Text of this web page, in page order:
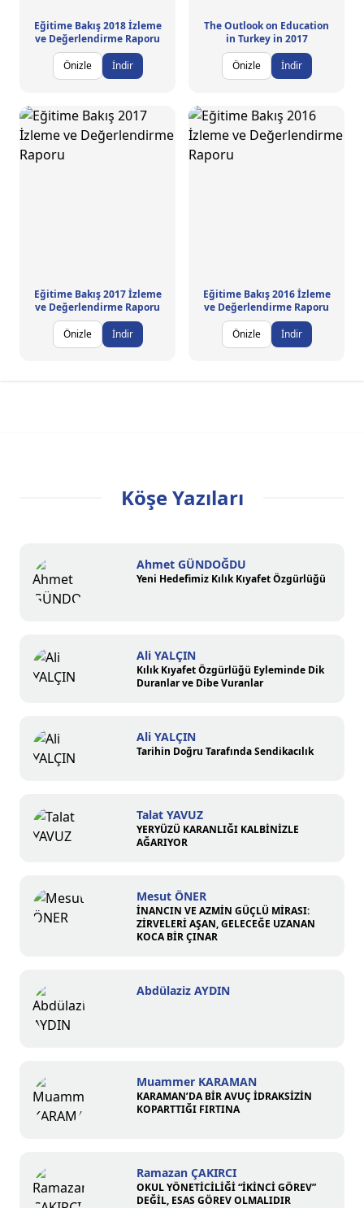
Eğitime Bakış 2018 İzleme
ve Değerlendirme Raporu
Önizle
İndir
The Outlook on Education
in Turkey in 2017
Önizle
İndir
Eğitime Bakış 2017 İzleme
ve Değerlendirme Raporu
Önizle
İndir
Eğitime Bakış 2016 İzleme
ve Değerlendirme Raporu
Önizle
İndir
Köşe Yazıları
Ahmet GÜNDOĞDU
Yeni Hedefimiz Kılık Kıyafet Özgürlüğü
Ali YALÇIN
Kılık Kıyafet Özgürlüğü Eyleminde Dik
Duranlar ve Dibe Vuranlar
Ali YALÇIN
Tarihin Doğru Tarafında Sendikacılık
Talat YAVUZ
YERYÜZÜ KARANLIĞI KALBİNİZLE
AĞARIYOR
Mesut ÖNER
İNANCIN VE AZMİN GÜÇLÜ MİRASI:
ZİRVELERİ AŞAN, GELECEĞE UZANAN
KOCA BİR ÇINAR
Abdülaziz AYDIN
Muammer KARAMAN
KARAMAN’DA BİR AVUÇ İDRAKSİZİN
KOPARTTIĞI FIRTINA
Ramazan ÇAKIRCI
OKUL YÖNETİCİLİĞİ “İKİNCİ GÖREV”
DEĞİL, ESAS GÖREV OLMALIDIR